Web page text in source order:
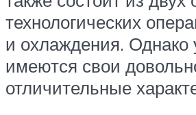
технологических
и охлаждения. Однако
имеются свои
отличительные